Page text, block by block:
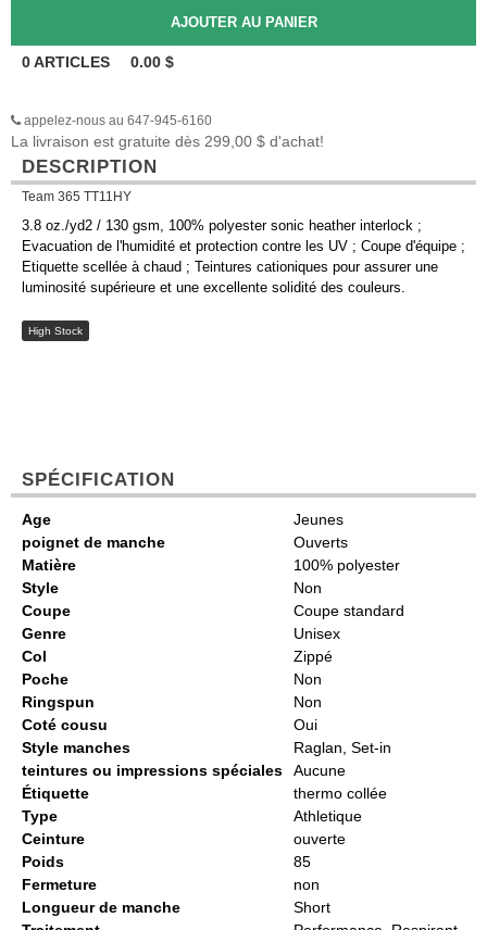
0ARTICLES 0.00 $
appelez-nous au 647-945-6160
La livraison est gratuite dès 299,00 $ d'achat!
DESCRIPTION
Team 365 TT11HY
3.8 oz./yd2 / 130 gsm, 100% polyester sonic heather interlock ;
Evacuation de l'humidité et protection contre les UV ; Coupe d'équipe ;
Etiquette scellée à chaud ; Teintures cationiques pour assurer une
luminosité supérieure et une excellente solidité des couleurs.
High Stock
SPÉCIFICATION
Age
Jeunes
poignet de manche
Ouverts
Matière
100% polyester
Style
Non
Coupe
Coupe standard
Genre
Unisex
Col
Zippé
Poche
Non
Ringspun
Non
Coté cousu
Oui
Style manches
Raglan, Set-in
teintures ou impressions spéciales
Aucune
Étiquette
thermo collée
Type
Athletique
Ceinture
ouverte
Poids
85
Fermeture
non
Longueur de manche
Short